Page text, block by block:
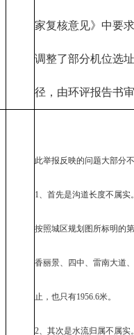
家复核意见》中要
调整了部分机位选
径，由环评报告书
此举报反映的问题大部分不
1、首先是沟道长度不属实
按照城区规划图所标明的
香丽景、四中、雷南大道
止，也只有1956.6米。
2、其次是水流归属不属